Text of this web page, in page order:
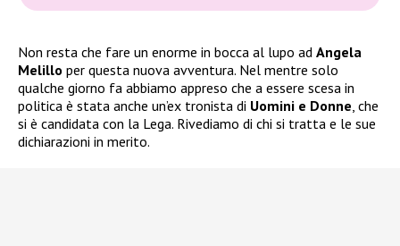
Non resta che fare un enorme in bocca al lupo ad Angela
Melillo per questa nuova avventura. Nel mentre solo
qualche giorno fa abbiamo appreso che a essere scesa in
politica è stata anche un’ex tronista di Uomini e Donne , che
si è candidata con la Lega. Rivediamo di chi si tratta e le sue
dichiarazioni in merito.